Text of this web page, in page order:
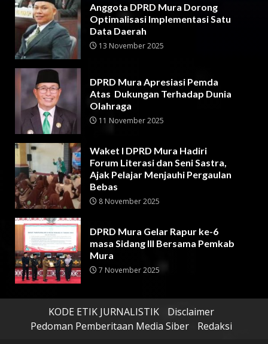
Anggota DPRD Mura Dorong
Optimalisasi Implementasi Satu
Data Daerah
13 November 2025
DPRD Mura Apresiasi Pemda
Atas Dukungan Terhadap Dunia
Olahraga
11 November 2025
Waket I DPRD Mura Hadiri
Forum Literasi dan Seni Sastra,
Ajak Pelajar Menjauhi Pergaulan
Bebas
8 November 2025
DPRD Mura Gelar Rapur ke-6
masa Sidang III Bersama Pemkab
Mura
7 November 2025
KODE ETIK JURNALISTIK
Disclaimer
Pedoman Pemberitaan Media Siber
Redaksi